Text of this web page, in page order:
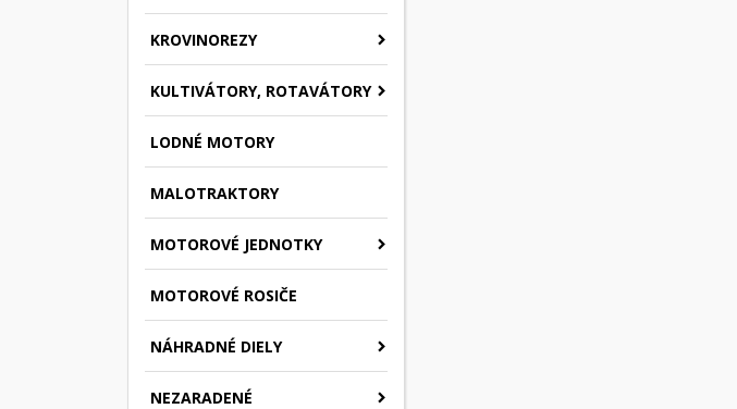
KROVINOREZY
KULTIVÁTORY, ROTAVÁTORY
LODNÉ MOTORY
MALOTRAKTORY
MOTOROVÉ JEDNOTKY
MOTOROVÉ ROSIČE
NÁHRADNÉ DIELY
NEZARADENÉ